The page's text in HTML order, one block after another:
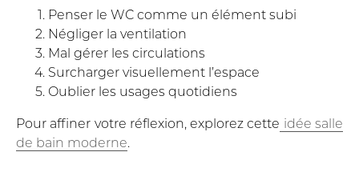
Penser le WC comme un élément subi
Négliger la ventilation
Mal gérer les circulations
Surcharger visuellement l’espace
Oublier les usages quotidiens
Pour affiner votre réflexion, explorez cette idée salle
de bain moderne.